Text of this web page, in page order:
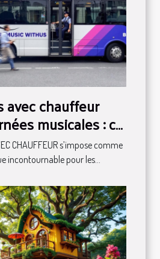
avec chauffeur
musicales : ce
CHAUFFEUR s’impose comme
incontournable pour les...